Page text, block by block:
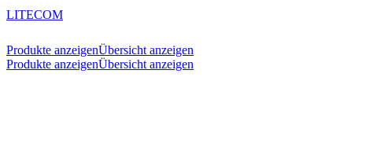
LITECOM
Produkte anzeigenÜbersicht anzeigen
Produkte anzeigenÜbersicht anzeigen